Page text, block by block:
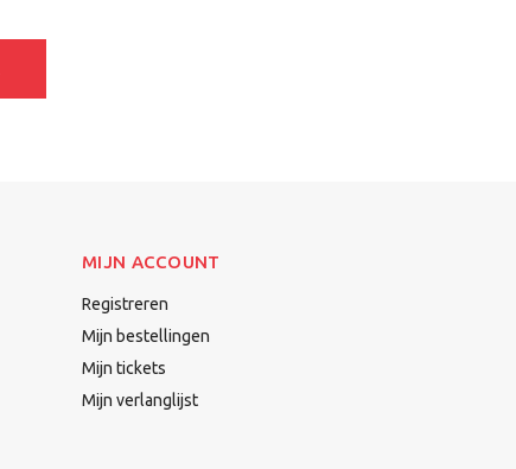
MIJN ACCOUNT
Registreren
Mijn bestellingen
Mijn tickets
Mijn verlanglijst